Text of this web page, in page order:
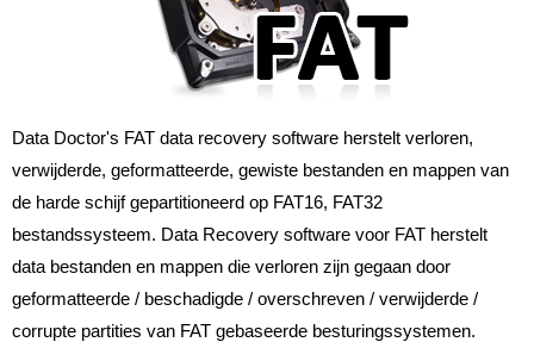
Data Doctor's FAT data recovery software herstelt verloren,
verwijderde, geformatteerde, gewiste bestanden en mappen van
de harde schijf gepartitioneerd op FAT16, FAT32
bestandssysteem. Data Recovery software voor FAT herstelt
data bestanden en mappen die verloren zijn gegaan door
geformatteerde / beschadigde / overschreven / verwijderde /
corrupte partities van FAT gebaseerde besturingssystemen.